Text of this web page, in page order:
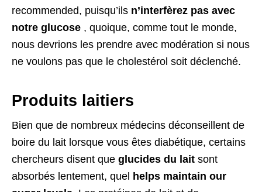
recommended, puisqu’ils n’interfèrez pas avec
notre glucose , quoique, comme tout le monde,
nous devrions les prendre avec modération si nous
ne voulons pas que le cholestérol soit déclenché.
Produits laitiers
Bien que de nombreux médecins déconseillent de
boire du lait lorsque vous êtes diabétique, certains
chercheurs disent que glucides du lait sont
absorbés lentement, quel helps maintain our